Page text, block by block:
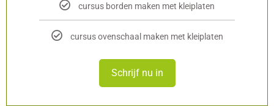
cursus borden maken met kleiplaten
cursus ovenschaal maken met kleiplaten
Schrijf nu in